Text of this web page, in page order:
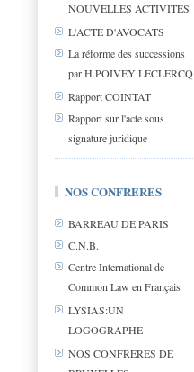
NOUVELLES ACTIVITES
L'ACTE D'AVOCATS
La réforme des successions
par H.POIVEY LECLERCQ
Rapport COINTAT
Rapport sur l'acte sous
signature juridique
NOS CONFRERES
BARREAU DE PARIS
C.N.B.
Centre International de
Common Law en Français
LYSIAS:UN
LOGOGRAPHE
NOS CONFRERES DE